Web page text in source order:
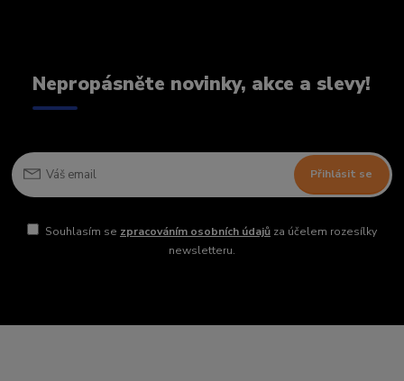
Nepropásněte novinky, akce a slevy!
Přihlásit se
Souhlasím se zpracováním osobních údajůza účelem rozesílky
newsletteru.